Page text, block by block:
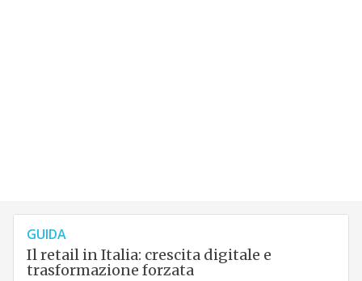
GUIDA
Il retail in Italia: crescita digitale e
trasformazione forzata